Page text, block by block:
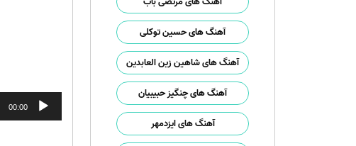
آهنگ های حسین توکلی
آهنگ های شاهین زین العابدین
آهنگ های چنگیز حبیبیان
آهنگ های ایزدمهر
پخش‌کننده
صوت
00:00